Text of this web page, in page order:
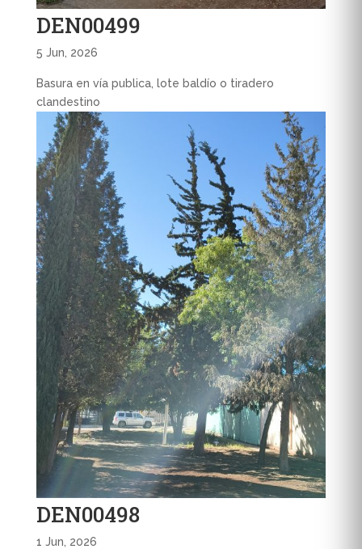
DEN00499
5 Jun, 2026
Basura en vía publica, lote baldío o tiradero
clandestino
DEN00498
1 Jun, 2026